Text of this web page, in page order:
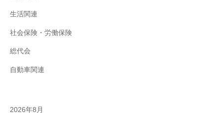
生活関連
社会保険・労働保険
総代会
自動車関連
2026年8月